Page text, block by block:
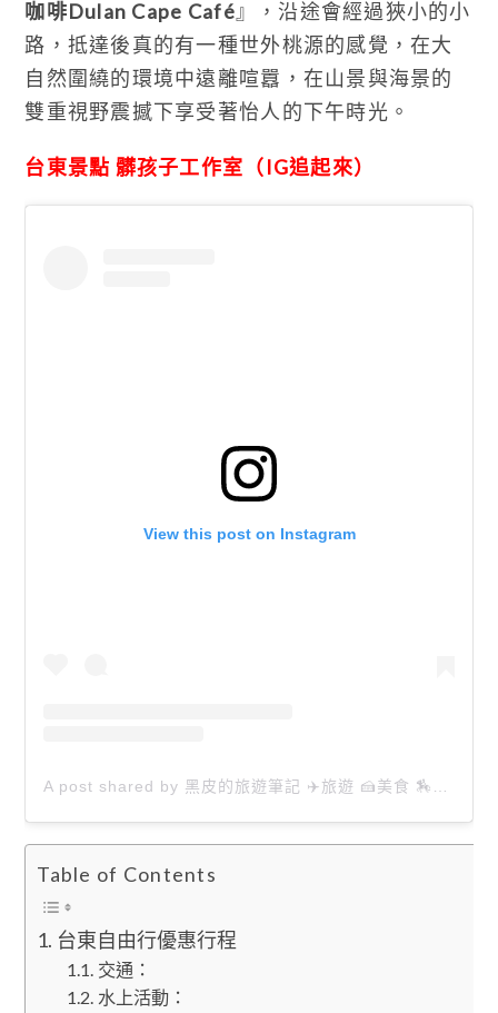
咖啡Dulan Cape Café 』，沿途會經過狹小的小
路，抵達後真的有一種世外桃源的感覺，在大
自然圍繞的環境中遠離喧囂，在山景與海景的
雙重視野震撼下享受著怡人的下午時光。
台東景點 髒孩子工作室（IG追起來）
View this post on Instagram
Table of Contents
台東自由行優惠行程
交通：
水上活動：